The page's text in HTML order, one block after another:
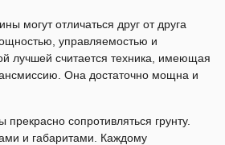
могут отличаться друг от друга
управляемостью и
лучшей считается техника, имеющая
Она достаточно мощна и
сопротивляться грунту.
и габаритами. Каждому